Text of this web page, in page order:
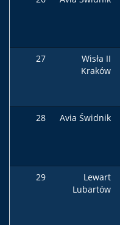
27
Wisła II
Kraków
28 Avia Świdnik
29
Lewart
Lubartów